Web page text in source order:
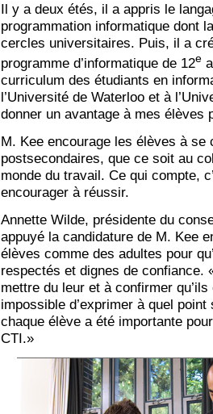
Il y a deux étés, il a appris le
programmation informatique dont
cercles universitaires. Puis, il a
programme d’informatique de 12e
curriculum des étudiants en
l’Université de Waterloo et à
donner un avantage à mes élèves
M. Kee encourage les élèves à
postsecondaires, que ce soit au
monde du travail. Ce qui compte,
encourager à réussir.
Annette Wilde, présidente du
appuyé la candidature de M. Kee
élèves comme des adultes pour
respectés et dignes de confiance.
mettre du leur et à confirmer
impossible d’exprimer à quel
chaque élève a été importante
CTI.»